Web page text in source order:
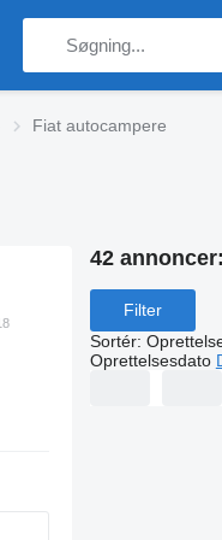
Fiat autocampere
42 annoncer:
Filter
Sortér:
Oprettelsesdato